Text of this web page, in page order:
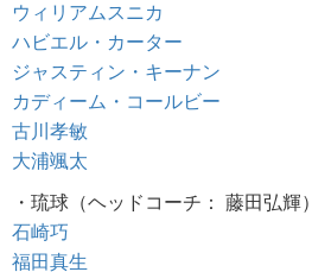
ウィリアムスニカ
ハビエル・カーター
ジャスティン・キーナン
カディーム・コールビー
古川孝敏
大浦颯太
・琉球（ヘッドコーチ： 藤田弘輝）
石崎巧
福田真生